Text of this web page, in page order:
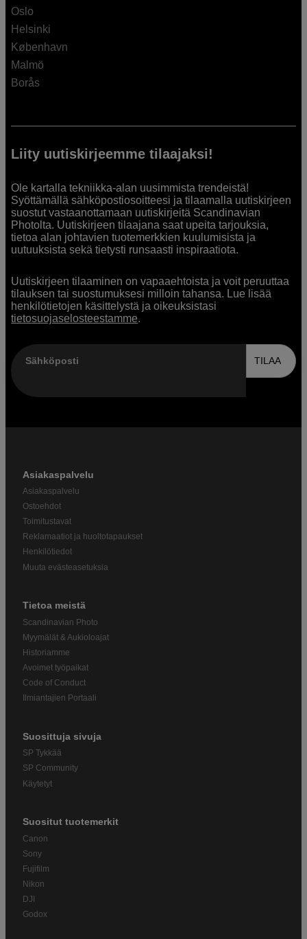
Oslo
Helsinki
København
Malmö
Borås
Liity uutiskirjeemme tilaajaksi!
Ole kartalla tekniikka-alan uusimmista trendeistä!
Syöttämällä sähköpostiosoitteesi ja tilaamalla uutiskirjeen
suostut vastaanottamaan uutiskirjeitä Scandinavian
Photolta. Uutiskirjeen tilaajana saat upeita tarjouksia,
tietoa alan johtavien tuotemerkkien kuulumisista ja
uutuuksista sekä tietysti runsaasti inspiraatiota.
Uutiskirjeen tilaaminen on vapaaehtoista ja voit peruuttaa
tilauksen tai suostumuksesi milloin tahansa. Lue lisää
henkilötietojen käsittelystä ja oikeuksistasi
tietosuojaselosteestamme.
Sähköposti TILAA
Asiakaspalvelu
Asiakaspalvelu
Ostoehdot
Toimitustavat
Reklamaatiot ja huoltotapaukset
Henkilötiedot
Muuta evästeasetuksia
Tietoa meistä
Scandinavian Photo
Myymälät & Aukioloajat
Historiamme
Avoimet työpaikat
Code of Conduct
Ilmiantajien Portaali
Suosittuja sivuja
SP Tykkää
SP Community
Käytetyt
Suositut tuotemerkit
Canon
Sony
Fujifilm
Nikon
DJI
Godox